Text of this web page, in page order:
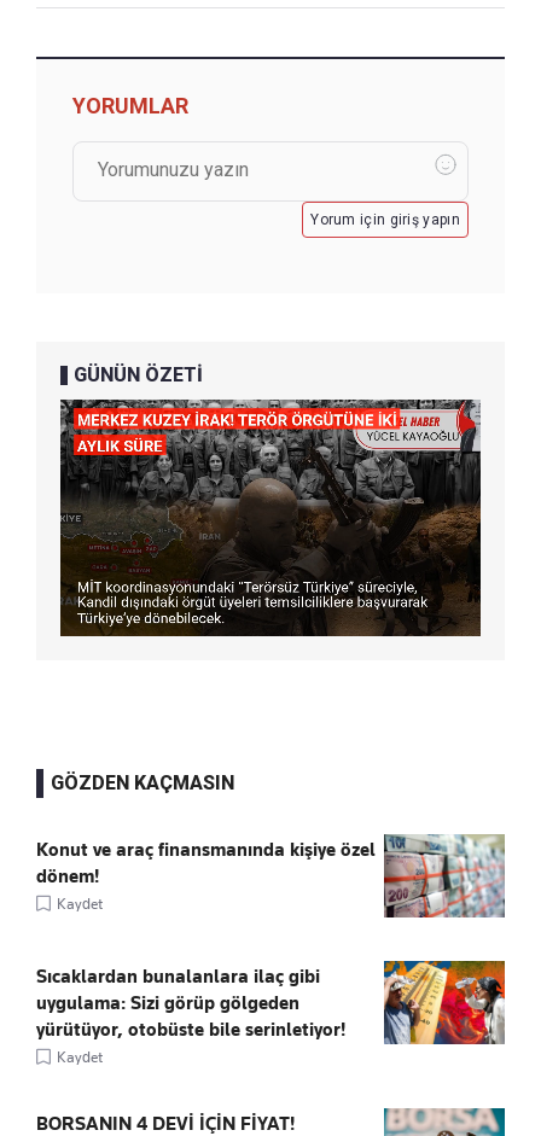
YORUMLAR
Yorum için giriş yapın
GÜNÜN ÖZETİ
GÖZDEN KAÇMASIN
Konut ve araç finansmanında kişiye özel
dönem!
Kaydet
Sıcaklardan bunalanlara ilaç gibi
uygulama: Sizi görüp gölgeden
yürütüyor, otobüste bile serinletiyor!
Kaydet
BORSANIN 4 DEVİ İÇİN FİYAT!